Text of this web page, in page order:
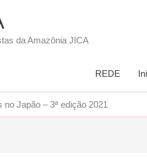
da Amazônia JICA
REDE
Japão – 3ª edição 2021